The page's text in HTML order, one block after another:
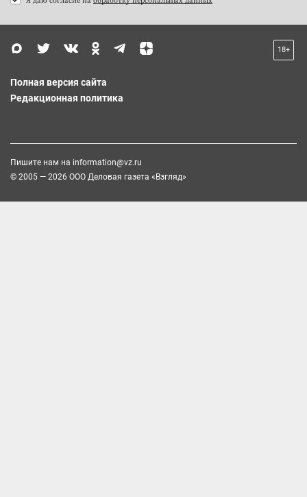
18+
Полная версия сайта
Редакционная политика
Пишите нам на information@vz.ru
© 2005 — 2026 ООО Деловая газета «Взгляд»